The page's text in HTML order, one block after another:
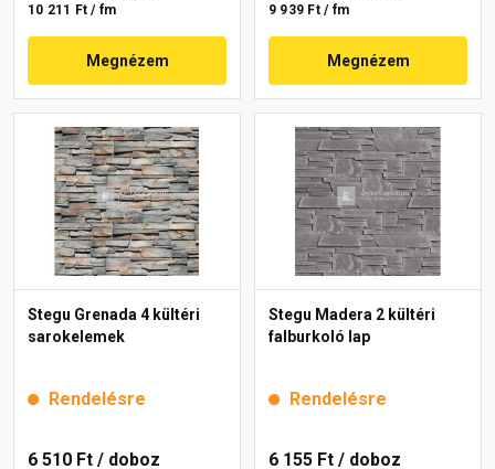
10 211 Ft / fm
Megnézem
9 939 Ft / fm
Megnézem
Stegu Grenada 4 kültéri
sarokelemek
Rendelésre
6 510 Ft / doboz
Stegu Madera 2 kültéri
falburkoló lap
Rendelésre
6 155 Ft / doboz